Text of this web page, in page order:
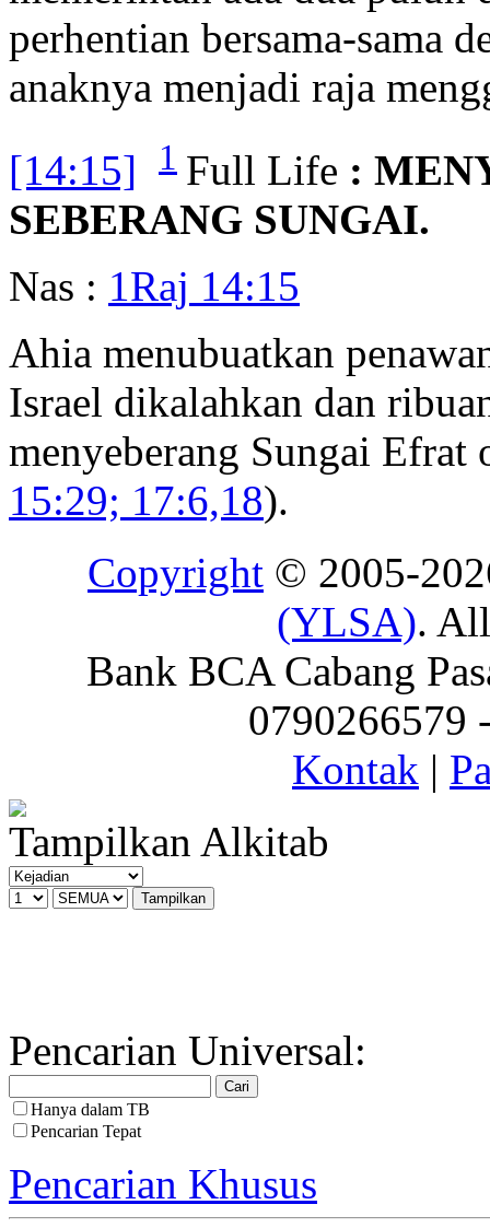
perhentian bersama-sama
anaknya menjadi raja
[14:15]
1 Full Life :
SEBERANG SUNGAI.
Nas : 1Raj 14:15
Ahia menubuatkan
Israel dikalahkan dan
menyeberang Sungai
15:29; 17:6,18).
Copyright © 2005-
(YLSA).
Bank BCA Cabang
0790266579
Kontak |
Tampilkan Alkitab
Pencarian Universal:
Hanya dalam TB
Pencarian Tepat
Pencarian Khusus